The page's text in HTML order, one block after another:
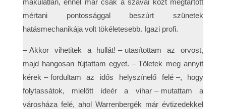
makulátlan, ennél már csak a szavai közt megtartott
mértani pontossággal beszúrt szünetek
hatásmechanikája volt tökéletesebb. Igazi profi.
– Akkor vihetitek a hullát! – utasítottam az orvost,
majd hangosan fújtattam egyet. – Tőletek meg annyit
kérek – fordultam az idős helyszínelő felé –, hogy
folytassátok, mielőtt ideér a vihar – mutattam a
városháza felé, ahol Warrenbergék már évtizedekkel